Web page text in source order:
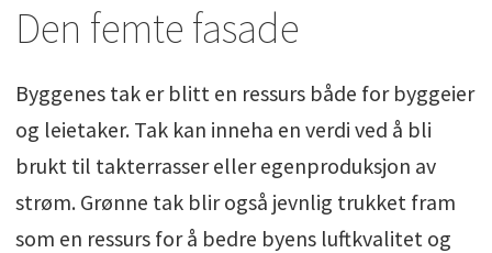
Den femte fasade
Byggenes tak er blitt en ressurs både for byggeier
og leietaker. Tak kan inneha en verdi ved å bli
brukt til takterrasser eller egenproduksjon av
strøm. Grønne tak blir også jevnlig trukket fram
som en ressurs for å bedre byens luftkvalitet og